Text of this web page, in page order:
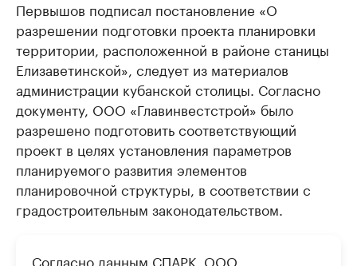
Первышов подписал постановление «О
разрешении подготовки проекта планировки
территории, расположенной в районе станицы
Елизаветинской», следует из материалов
администрации кубанской столицы. Согласно
документу, ООО «Главинвестстрой» было
разрешено подготовить соответствующий
проект в целях установления параметров
планируемого развития элементов
планировочной структуры, в соответствии с
градостроительным законодательством.
Согласно данным СПАРК, ООО